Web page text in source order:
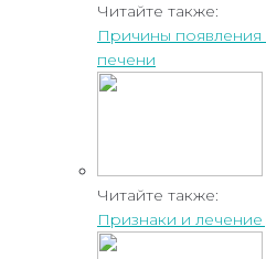
Читайте также:
Причины
печени
Читайте также:
Признаки и